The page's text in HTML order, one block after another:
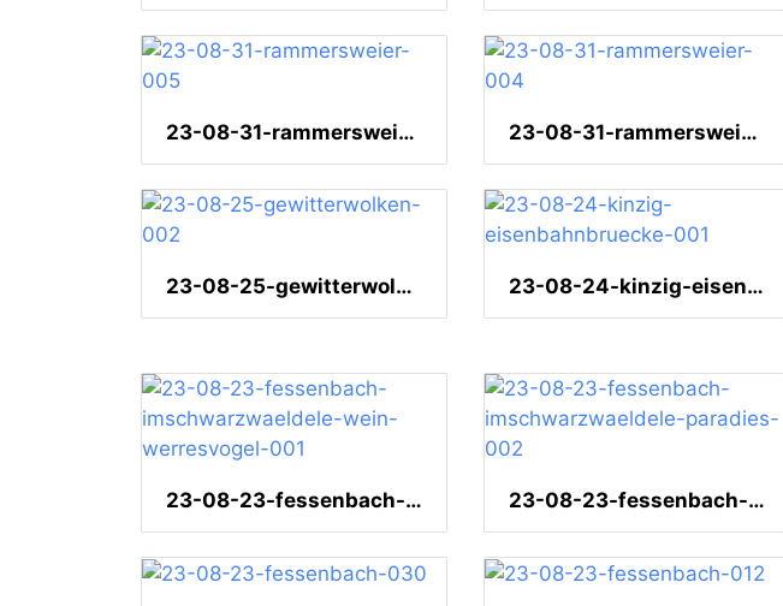
23-08-31-rammersweier-005 23-08-31-rammersweier-004
23-08-25-gewitterwolken-002 23-08-24-kinzig-eisenbahnbruecke-001
23-08-23-fessenbach-imschwarzwaeldele-wein-werresvogel-001 23-08-23-fessenbach-imschwarzwaeldele-paradies-002